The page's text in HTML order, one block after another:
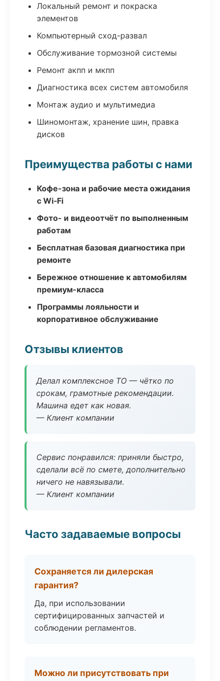
Локальный ремонт и покраска
элементов
Компьютерный сход-развал
Обслуживание тормозной системы
Ремонт акпп и мкпп
Диагностика всех систем автомобиля
Монтаж аудио и мультимедиа
Шиномонтаж, хранение шин, правка
дисков
Преимущества работы с нами
Кофе-зона и рабочие места ожидания
с Wi‑Fi
Фото- и видеоотчёт по выполненным
работам
Бесплатная базовая диагностика при
ремонте
Бережное отношение к автомобилям
премиум-класса
Программы лояльности и
корпоративное обслуживание
Отзывы клиентов
Делал комплексное ТО — чётко по
срокам, грамотные рекомендации.
Машина едет как новая.
— Клиент компании
Сервис понравился: приняли быстро,
сделали всё по смете, дополнительно
ничего не навязывали.
— Клиент компании
Часто задаваемые вопросы
Сохраняется ли дилерская
гарантия?
Да, при использовании
сертифицированных запчастей и
соблюдении регламентов.
Можно ли присутствовать при